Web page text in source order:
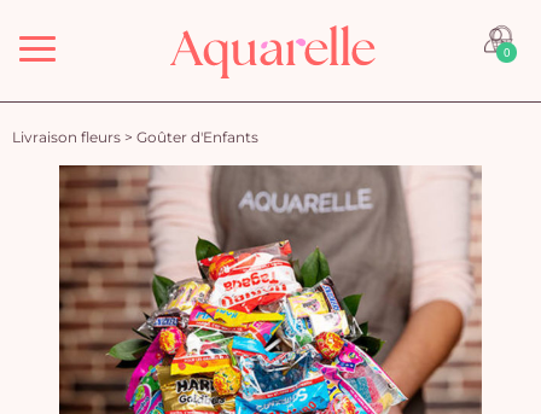
Menu 0
Livraison fleurs > Goûter d'Enfants